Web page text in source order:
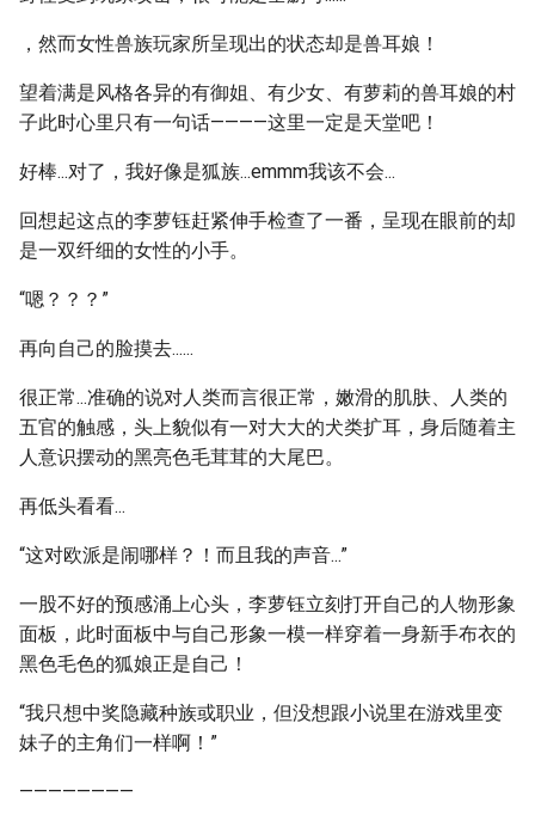
，然而女性兽族玩家所呈现出的状态却是兽耳娘！
望着满是风格各异的有御姐、有少女、有萝莉的兽耳娘的村
子此时心里只有一句话————这里一定是天堂吧！
好棒...对了，我好像是狐族...emmm我该不会...
回想起这点的李萝钰赶紧伸手检查了一番，呈现在眼前的却
是一双纤细的女性的小手。
“嗯？？？”
再向自己的脸摸去......
很正常...准确的说对人类而言很正常，嫩滑的肌肤、人类的
五官的触感，头上貌似有一对大大的犬类扩耳，身后随着主
人意识摆动的黑亮色毛茸茸的大尾巴。
再低头看看...
“这对欧派是闹哪样？！而且我的声音...”
一股不好的预感涌上心头，李萝钰立刻打开自己的人物形象
面板，此时面板中与自己形象一模一样穿着一身新手布衣的
黑色毛色的狐娘正是自己！
“我只想中奖隐藏种族或职业，但没想跟小说里在游戏里变
妹子的主角们一样啊！”
————————